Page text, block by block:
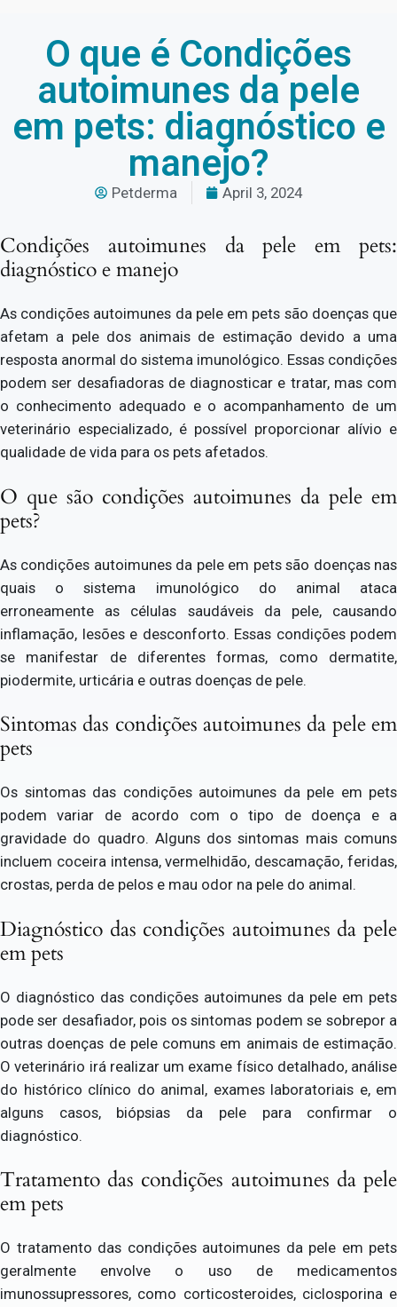
O que é Condições
autoimunes da pele
em pets: diagnóstico e
manejo?
Petderma April 3, 2024
Condições autoimunes da pele em pets:
diagnóstico e manejo
As condições autoimunes da pele em pets são doenças que
afetam a pele dos animais de estimação devido a uma
resposta anormal do sistema imunológico. Essas condições
podem ser desafiadoras de diagnosticar e tratar, mas com
o conhecimento adequado e o acompanhamento de um
veterinário especializado, é possível proporcionar alívio e
qualidade de vida para os pets afetados.
O que são condições autoimunes da pele em
pets?
As condições autoimunes da pele em pets são doenças nas
quais o sistema imunológico do animal ataca
erroneamente as células saudáveis da pele, causando
inflamação, lesões e desconforto. Essas condições podem
se manifestar de diferentes formas, como dermatite,
piodermite, urticária e outras doenças de pele.
Sintomas das condições autoimunes da pele em
pets
Os sintomas das condições autoimunes da pele em pets
podem variar de acordo com o tipo de doença e a
gravidade do quadro. Alguns dos sintomas mais comuns
incluem coceira intensa, vermelhidão, descamação, feridas,
crostas, perda de pelos e mau odor na pele do animal.
Diagnóstico das condições autoimunes da pele
em pets
O diagnóstico das condições autoimunes da pele em pets
pode ser desafiador, pois os sintomas podem se sobrepor a
outras doenças de pele comuns em animais de estimação.
O veterinário irá realizar um exame físico detalhado, análise
do histórico clínico do animal, exames laboratoriais e, em
alguns casos, biópsias da pele para confirmar o
diagnóstico.
Tratamento das condições autoimunes da pele
em pets
O tratamento das condições autoimunes da pele em pets
geralmente envolve o uso de medicamentos
imunossupressores, como corticosteroides, ciclosporina e